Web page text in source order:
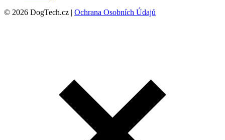
© 2026 DogTech.cz | Ochrana Osobních Údajů